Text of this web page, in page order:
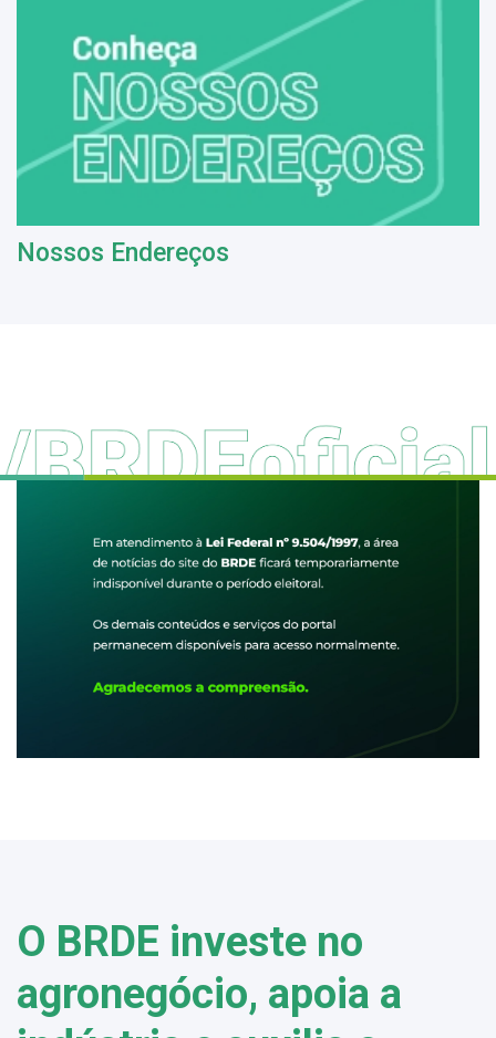
Nossos Endereços
O BRDE investe no
agronegócio, apoia a